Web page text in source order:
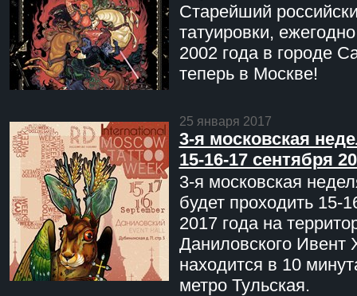
Старейший
татуировки,
2002 года в городе
теперь в Москве!
25 января 2017
3-я московская
15-16-17 сентября
3-я московская
будет проходить 15-
2017 года на
Даниловского Ивент
находится в 10
метро Тульская.